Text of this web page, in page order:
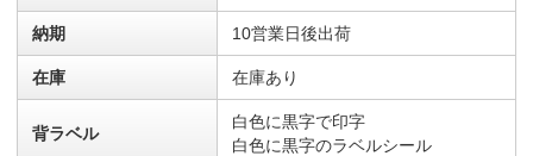
納期 10営業日後出荷
在庫 在庫あり
背ラベル
白色に黒字で印字
白色に黒字のラベルシール